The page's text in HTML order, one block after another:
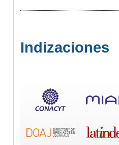
Indizaciones